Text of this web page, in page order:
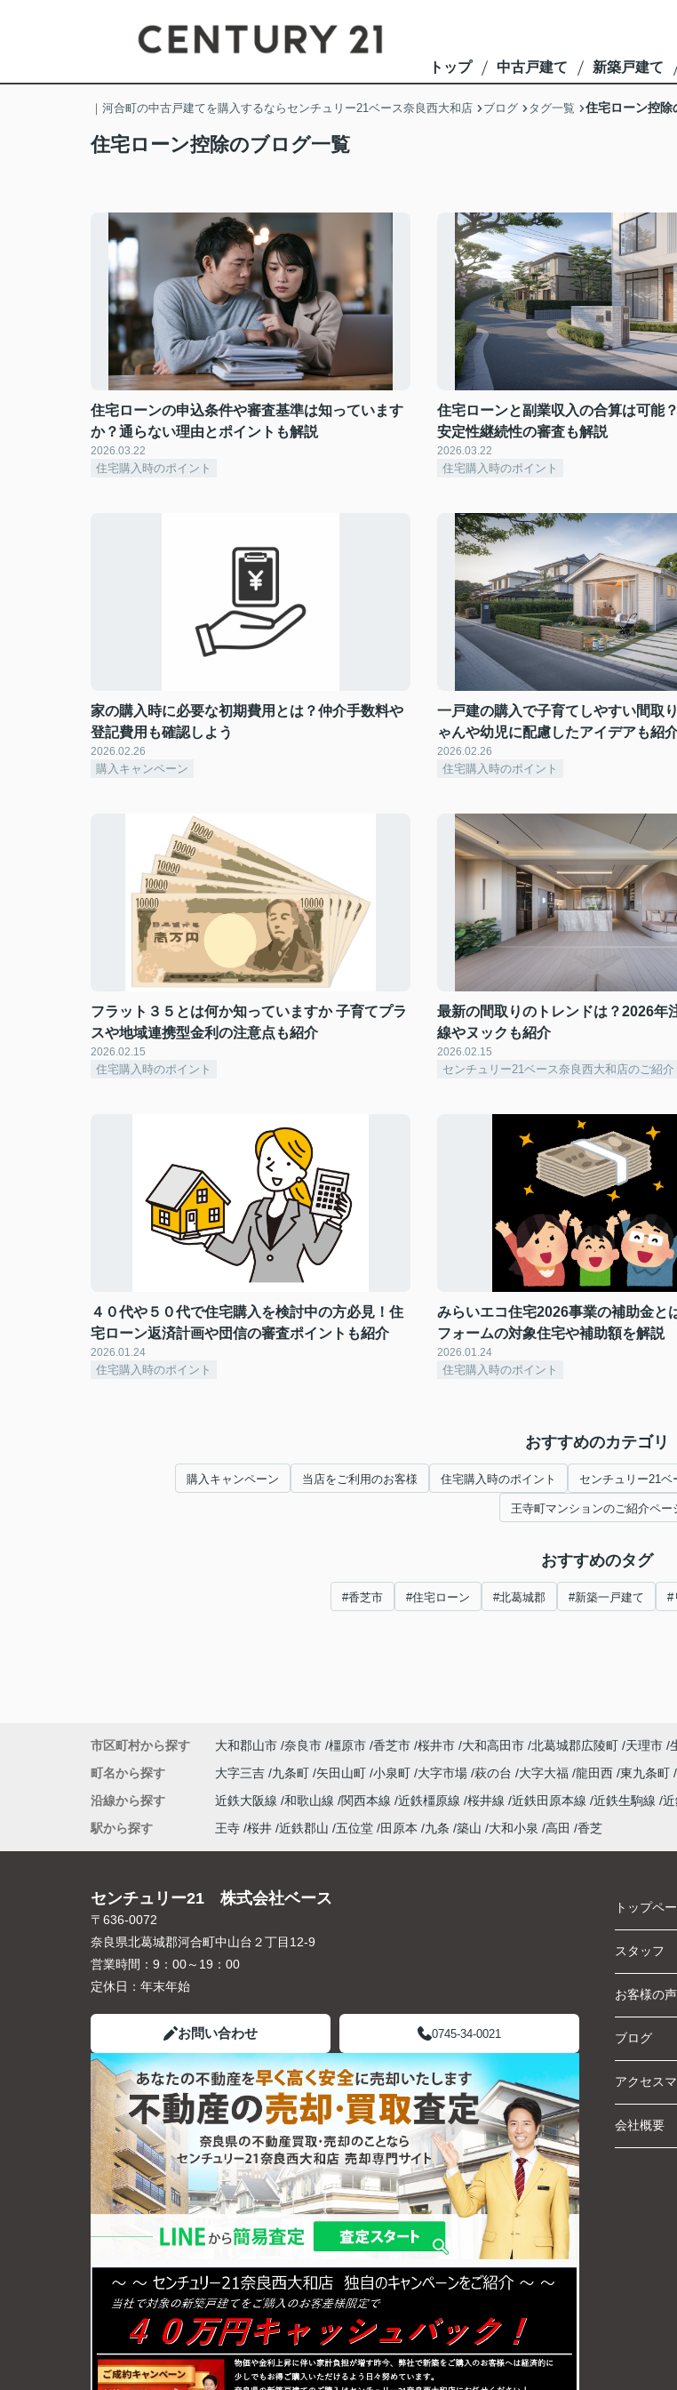
トップ 中古戸建て 新築戸建て
｜河合町の中古戸建てを購入するならセンチュリー21ベース奈良西大和店 ブログ タグ一覧 住宅ローン控除
住宅ローン控除のブログ一覧
住宅ローンの申込条件や審査基準は知っています
か？通らない理由とポイントも解説
2026.03.22
住宅購入時のポイント
住宅ローンと副業収入の合算は可能
安定性継続性の審査も解説
2026.03.22
住宅購入時のポイント
家の購入時に必要な初期費用とは？仲介手数料や
登記費用も確認しよう
2026.02.26
購入キャンペーン
一戸建の購入で子育てしやすい間取
ゃんや幼児に配慮したアイデアも紹
2026.02.26
住宅購入時のポイント
フラット３５とは何か知っていますか 子育てプラ
スや地域連携型金利の注意点も紹介
2026.02.15
住宅購入時のポイント
最新の間取りのトレンドは？2026年
線やヌックも紹介
2026.02.15
センチュリー21ベース奈良西大和店のご紹介
４０代や５０代で住宅購入を検討中の方必見！住
宅ローン返済計画や団信の審査ポイントも紹介
2026.01.24
住宅購入時のポイント
みらいエコ住宅2026事業の補助金と
フォームの対象住宅や補助額を解説
2026.01.24
住宅購入時のポイント
おすすめのカテゴリ
購入キャンペーン 当店をご利用のお客様 住宅購入時のポイント センチュリー21
王寺町マンションのご紹介ペー
おすすめのタグ
#香芝市 #住宅ローン #北葛城郡 #新築一戸建て #
市区町村から探す 大和郡山市 奈良市 橿原市 香芝市 桜井市 大和高田市 北葛城郡広陵町 天理市
町名から探す
大字三吉 九条町 矢田山町 小泉町 大字市場 萩の台 大字大福 龍田西 東九条町
沿線から探す
近鉄大阪線 和歌山線 関西本線 近鉄橿原線 桜井線 近鉄田原本線 近鉄生駒線
駅から探す
王寺 桜井 近鉄郡山 五位堂 田原本 九条 築山 大和小泉 高田 香芝
センチュリー21 株式会社ベース
〒636-0072
奈良県北葛城郡河合町中山台２丁目12-9
営業時間： 9：00～19：00
定休日： 年末年始
お問い合わせ 0745-34-0021
トップペ
スタッフ
お客様の声
ブログ
アクセス
会社概要